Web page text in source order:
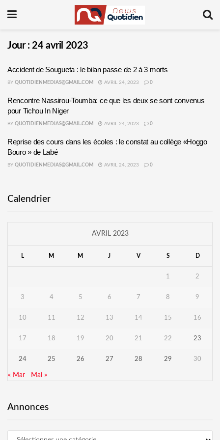
Jour :24 avril 2023
Accident de Sougueta : le bilan passe de 2 à 3 morts
BY QUOTIDIENMEDIAS@GMAIL.COM AVRIL 24, 2023 0
Rencontre Nassirou-Toumba: ce que les deux se sont convenus
pour Tichou In Niger
BY QUOTIDIENMEDIAS@GMAIL.COM AVRIL 24, 2023 0
Reprise des cours dans les écoles : le constat au collège «Hoggo
Bouro » de Labé
BY QUOTIDIENMEDIAS@GMAIL.COM AVRIL 24, 2023 0
Calendrier
AVRIL 2023
L M M J V S D
1 2
3 4 5 6 7 8 9
10 11 12 13 14 15 16
17 18 19 20 21 22 23
24 25 26 27 28 29 30
« Mar Mai »
Annonces